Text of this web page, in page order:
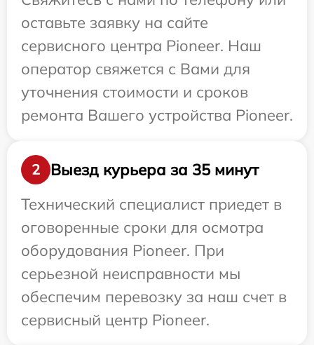
оставьте заявку на сайте
сервисного центра Pioneer. Наш
оператор свяжется с Вами для
уточнения стоимости и сроков
ремонта Вашего устройства Pioneer.
2
Выезд курьера за 35 минут
Технический специалист приедет в
оговоренные сроки для осмотра
оборудования Pioneer. При
серьезной неисправности мы
обеспечим перевозку за наш счет в
сервисный центр Pioneer.